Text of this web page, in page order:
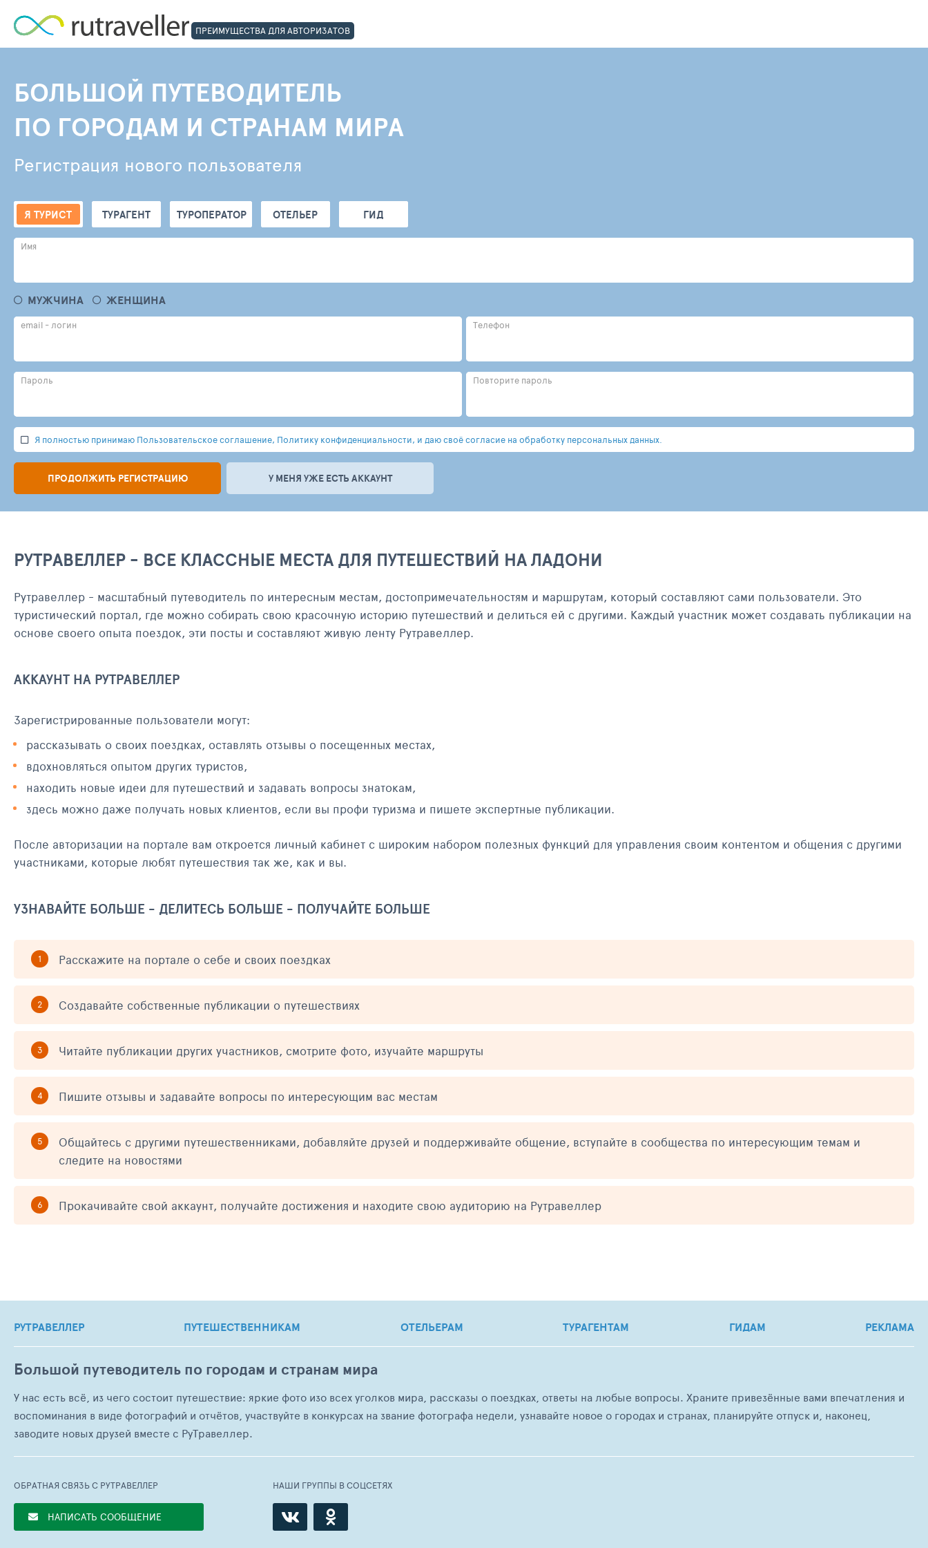
ПРЕИМУЩЕСТВА ДЛЯ АВТОРИЗАТОВ
БОЛЬШОЙ ПУТЕВОДИТЕЛЬ
ПО ГОРОДАМ И СТРАНАМ МИРА
Регистрация нового пользователя
Я ТУРИСТ ТУРАГЕНТ ТУРОПЕРАТОР ОТЕЛЬЕР ГИД
Имя
МУЖЧИНА ЖЕНЩИНА
email - логин Телефон
Пароль Повторите пароль
Я полностью принимаю Пользовательское соглашение, Политику конфиденциальности, и даю своё согласие на обработку персональных данных.
ПРОДОЛЖИТЬ РЕГИСТРАЦИЮ У МЕНЯ УЖЕ ЕСТЬ АККАУНТ
РУТРАВЕЛЛЕР - ВСЕ КЛАССНЫЕ МЕСТА ДЛЯ ПУТЕШЕСТВИЙ НА ЛАДОНИ
Рутравеллер - масштабный путеводитель по интересным местам, достопримечательностям и маршрутам, который составляют сами пользователи. Это
туристический портал, где можно собирать свою красочную историю путешествий и делиться ей с другими. Каждый участник может создавать публикации на
основе своего опыта поездок, эти посты и составляют живую ленту Рутравеллер.
АККАУНТ НА РУТРАВЕЛЛЕР
Зарегистрированные пользователи могут:
рассказывать о своих поездках, оставлять отзывы о посещенных местах,
вдохновляться опытом других туристов,
находить новые идеи для путешествий и задавать вопросы знатокам,
здесь можно даже получать новых клиентов, если вы профи туризма и пишете экспертные публикации.
После авторизации на портале вам откроется личный кабинет с широким набором полезных функций для управления своим контентом и общения с другими
участниками, которые любят путешествия так же, как и вы.
УЗНАВАЙТЕ БОЛЬШЕ - ДЕЛИТЕСЬ БОЛЬШЕ - ПОЛУЧАЙТЕ БОЛЬШЕ
Расскажите на портале о себе и своих поездках
Создавайте собственные публикации о путешествиях
Читайте публикации других участников, смотрите фото, изучайте маршруты
Пишите отзывы и задавайте вопросы по интересующим вас местам
Общайтесь с другими путешественниками, добавляйте друзей и поддерживайте общение, вступайте в сообщества по интересующим темам и
следите на новостями
Прокачивайте свой аккаунт, получайте достижения и находите свою аудиторию на Рутравеллер
РУТРАВЕЛЛЕР ПУТЕШЕСТВЕННИКАМ ОТЕЛЬЕРАМ ТУРАГЕНТАМ ГИДАМ РЕКЛАМА
Большой путеводитель по городам и странам мира
У нас есть всё, из чего состоит путешествие: яркие фото изо всех уголков мира, рассказы о поездках, ответы на любые вопросы. Храните привезённые вами впечатления и
воспоминания в виде фотографий и отчётов, участвуйте в конкурсах на звание фотографа недели, узнавайте новое о городах и странах, планируйте отпуск и, наконец,
заводите новых друзей вместе с РуТравеллер.
ОБРАТНАЯ СВЯЗЬ С РУТРАВЕЛЛЕР
НАПИСАТЬ СООБЩЕНИЕ
НАШИ ГРУППЫ В СОЦСЕТЯХ